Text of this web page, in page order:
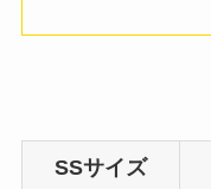
SSサイズ